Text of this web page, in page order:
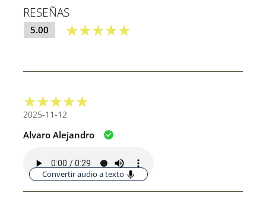
RESEÑAS
5.00
2025-11-12
Alvaro Alejandro
Convertir audio a texto